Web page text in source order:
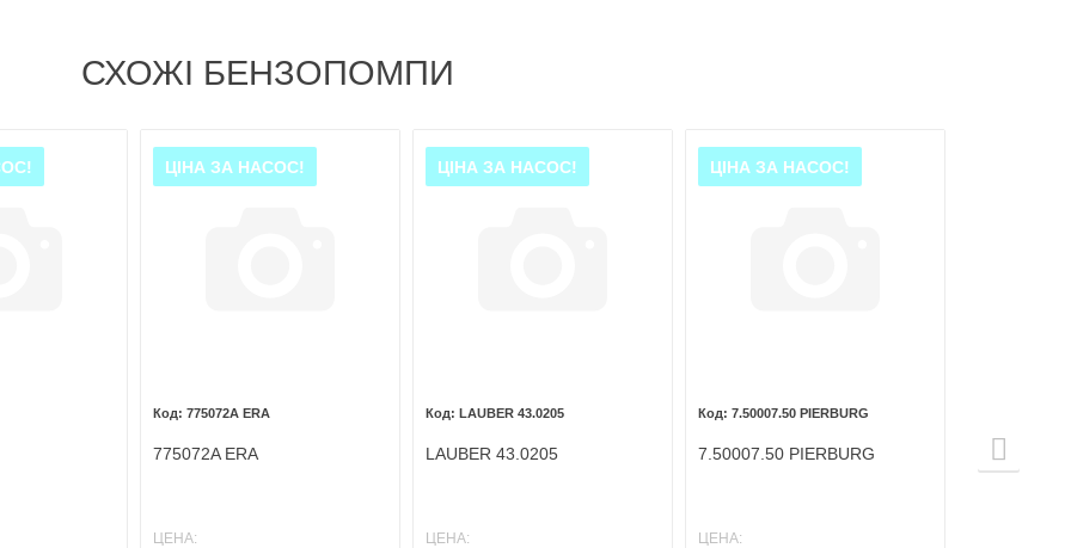
СХОЖІ БЕНЗОПОМПИ
ЦІНА ЗА НАСОС!
775072A ERA
775072A ERA
ЦЕНА:
ЦІНА ЗА НАСОС!
LAUBER 43.0205
LAUBER 43.0205
ЦЕНА:
ЦІНА ЗА НАСОС!
7.50007.50 PIERBURG
7.50007.50 PIERBURG
ЦЕНА: